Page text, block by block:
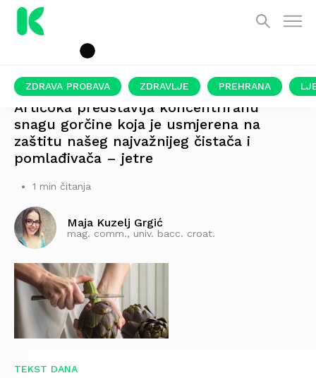
ZDRAVA PROBAVA ZDRAVLJE PREHRANA
Artičoka predstavlja koncentriranu
snagu gorčine koja je usmjerena na
zaštitu našeg najvažnijeg čistača i
pomlađivača – jetre
1 min čitanja
Maja Kuzelj Grgić
mag. comm., univ. bacc. croat.
TEKST DANA